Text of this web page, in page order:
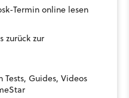
Termin online lesen
zurück zur
Guides, Videos